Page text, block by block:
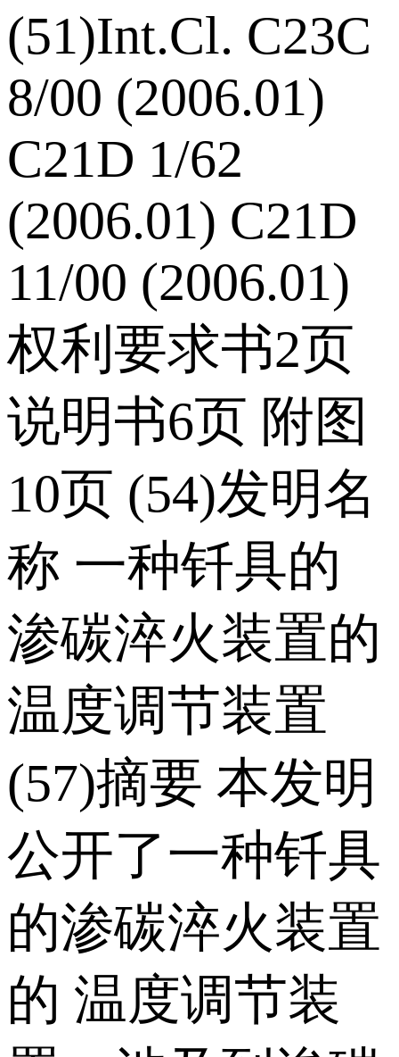
(51)Int.Cl. C23C
8/00 (2006.01)
C21D 1/62
(2006.01) C21D
11/00 (2006.01)
权利要求书2页
说明书6页 附图
10页 (54)发明名
称 一种钎具的
渗碳淬火装置的
温度调节装置
(57)摘要 本发明
公开了一种钎具
的渗碳淬火装置
的 温度调节装